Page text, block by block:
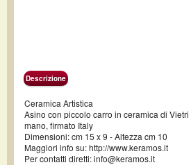
Descrizione
Ceramica Artistica
Asino con piccolo carro in ceramica di
mano, firmato Italy
Dimensioni: cm 15 x 9 - Altezza cm 10
Maggiori info su: http://www.keramos.it
Per contatti diretti: info@keramos.it